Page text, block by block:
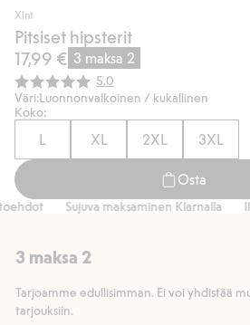
Xlnt
Pitsiset hipsterit
17,99 € 3 maksa 2
Keskimääräinen luokitus:
5.0
Väri:Luonnonvalkoinen / kukallinen
Koko:
L XL 2XL 3XL
Osta
Sujuva maksaminen Klarnalla
3 maksa 2
Tarjoamme edullisimman. Ei voi yhdistää
tarjouksiin.